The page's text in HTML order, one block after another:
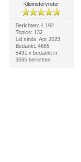
Kilometervreter
Berichten: 4.192
Topics: 132
Lid sinds: Apr 2023
Bedankt: 4665
5491 x bedankt in
3565 berichten